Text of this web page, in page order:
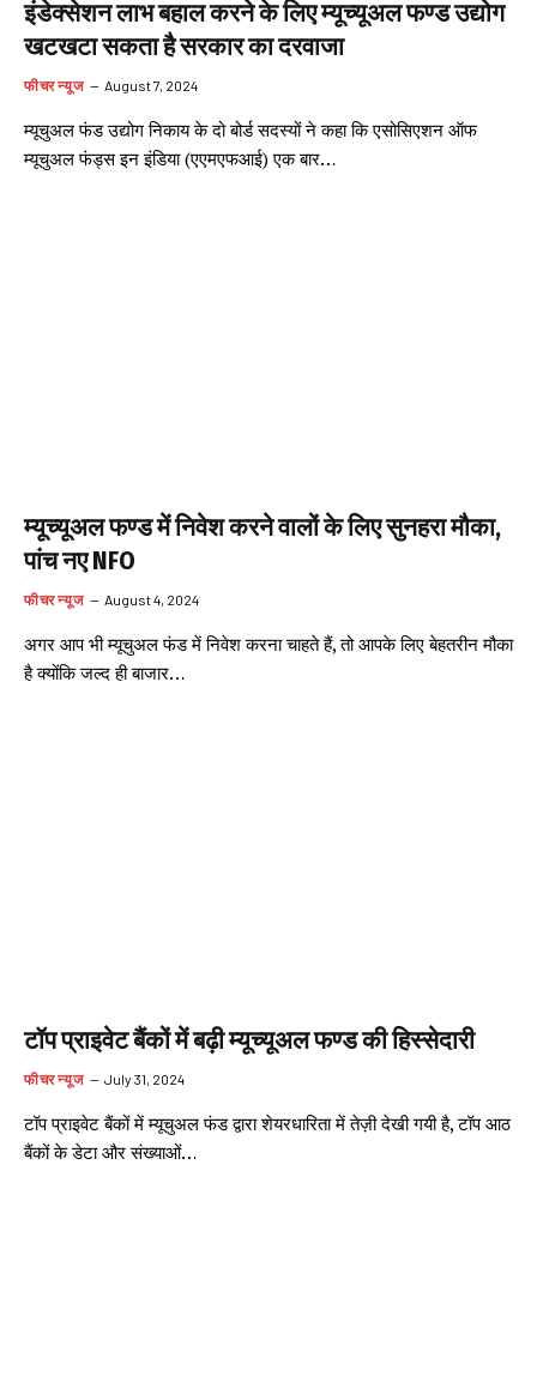
इंडेक्सेशन लाभ बहाल करने के लिए म्यूच्यूअल फण्ड उद्योग
खटखटा सकता है सरकार का दरवाजा
फीचर न्यूज August 7, 2024
म्यूचुअल फंड उद्योग निकाय के दो बोर्ड सदस्यों ने कहा कि एसोसिएशन ऑफ
म्यूचुअल फंड्स इन इंडिया (एएमएफआई) एक बार…
म्यूच्यूअल फण्ड में निवेश करने वालों के लिए सुनहरा मौका,
पांच नए NFO
फीचर न्यूज August 4, 2024
अगर आप भी म्यूचुअल फंड में निवेश करना चाहते हैं, तो आपके लिए बेहतरीन मौका
है क्योंकि जल्द ही बाजार…
टॉप प्राइवेट बैंकों में बढ़ी म्यूच्यूअल फण्ड की हिस्सेदारी
फीचर न्यूज July 31, 2024
टॉप प्राइवेट बैंकों में म्यूचुअल फंड द्वारा शेयरधारिता में तेज़ी देखी गयी है, टॉप आठ
बैंकों के डेटा और संख्याओं…